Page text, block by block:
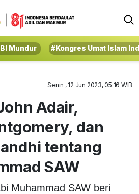
Mundur #Kongres Umat Islam
Senin , 12 Jun 2023, 05:16 WIB
Adair,
dan
tentang
SAW
Muhammad SAW beri